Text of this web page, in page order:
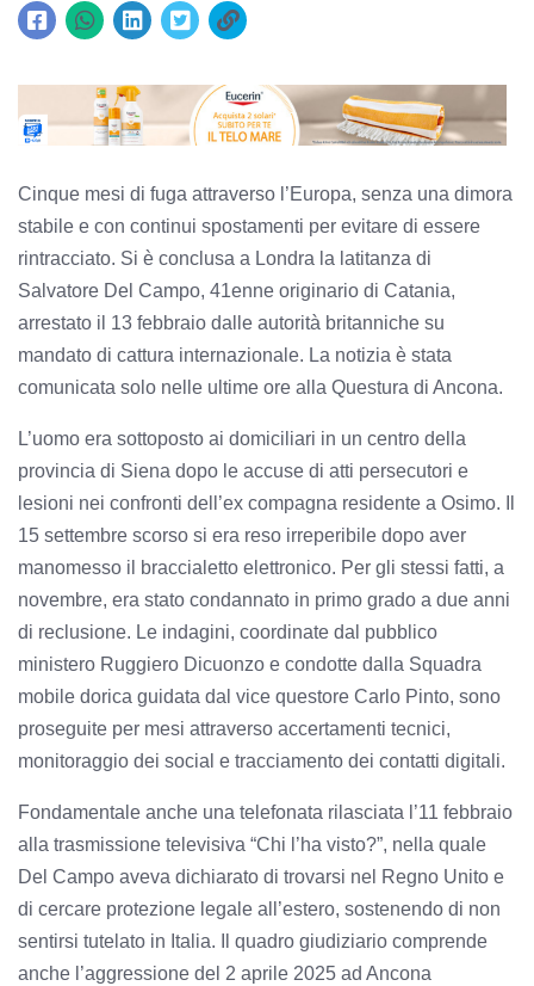
Cinque mesi di fuga attraverso l’Europa, senza una dimora
stabile e con continui spostamenti per evitare di essere
rintracciato. Si è conclusa a Londra la latitanza di
Salvatore Del Campo, 41enne originario di Catania,
arrestato il 13 febbraio dalle autorità britanniche su
mandato di cattura internazionale. La notizia è stata
comunicata solo nelle ultime ore alla Questura di Ancona.
L’uomo era sottoposto ai domiciliari in un centro della
provincia di Siena dopo le accuse di atti persecutori e
lesioni nei confronti dell’ex compagna residente a Osimo. Il
15 settembre scorso si era reso irreperibile dopo aver
manomesso il braccialetto elettronico. Per gli stessi fatti, a
novembre, era stato condannato in primo grado a due anni
di reclusione. Le indagini, coordinate dal pubblico
ministero Ruggiero Dicuonzo e condotte dalla Squadra
mobile dorica guidata dal vice questore Carlo Pinto, sono
proseguite per mesi attraverso accertamenti tecnici,
monitoraggio dei social e tracciamento dei contatti digitali.
Fondamentale anche una telefonata rilasciata l’11 febbraio
alla trasmissione televisiva “Chi l’ha visto?”, nella quale
Del Campo aveva dichiarato di trovarsi nel Regno Unito e
di cercare protezione legale all’estero, sostenendo di non
sentirsi tutelato in Italia. Il quadro giudiziario comprende
anche l’aggressione del 2 aprile 2025 ad Ancona